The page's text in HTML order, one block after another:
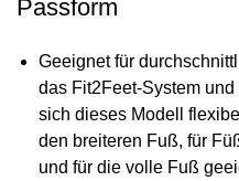
Passform
Geeignet für
das Fit2Feet-System
sich dieses Modell
den breiteren Fuß, für
und für die volle Fuß